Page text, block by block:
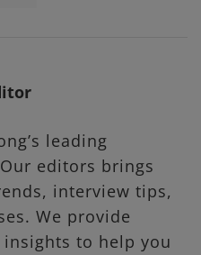
leading
editors brings
interview tips,
We provide
to help you